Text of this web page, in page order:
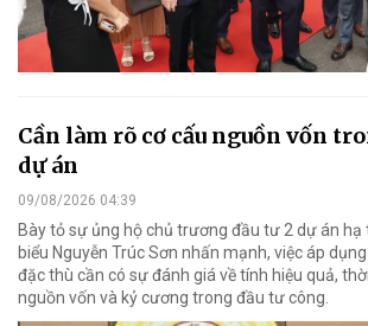
Cần làm rõ cơ cấu nguồn vốn
dự án
09/08/2026 04:39
Bày tỏ sự ủng hộ chủ trương đầu tư 2 dự án
biểu Nguyễn Trúc Sơn nhấn mạnh, việc áp
đặc thù cần có sự đánh giá về tính hiệu quả,
nguồn vốn và kỷ cương trong đầu tư công.